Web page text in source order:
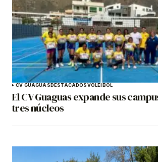
CV GUAGUASDESTACADOSVOLEIBOL
El CV Guaguas expande sus
tres núcleos